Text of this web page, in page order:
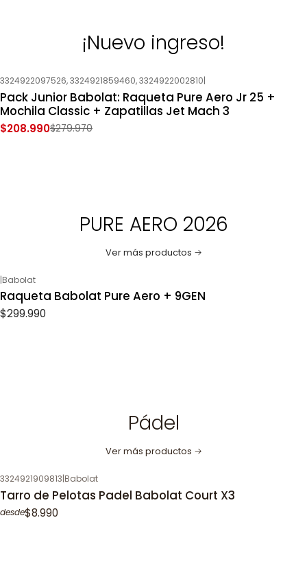
¡Nuevo ingreso!
-25% OFF
3324922097526, 3324921859460, 3324922002810|
Pack Junior Babolat: Raqueta Pure Aero Jr 25 +
Mochila Classic + Zapatillas Jet Mach 3
$208.990$279.970
PURE AERO 2026
Ver más productos
|Babolat
Raqueta Babolat Pure Aero + 9GEN
$299.990
Pádel
Ver más productos
3324921909813|Babolat
Tarro de Pelotas Padel Babolat Court X3
desde$8.990